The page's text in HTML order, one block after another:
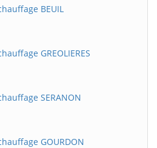
BEUIL
GREOLIERES
SERANON
GOURDON
BatiWebPro